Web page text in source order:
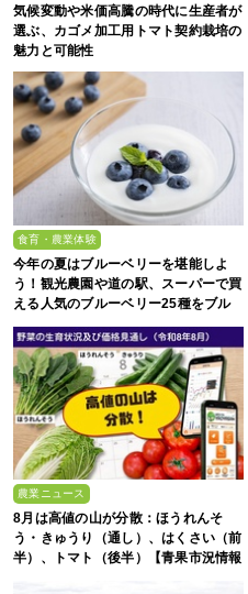
気候変動や米価高騰の時代に生産者が
選ぶ、カゴメ加工用トマト契約栽培の
魅力と可能性
食育・農業体験
今年の夏はブルーベリーを堪能しよ
う！観光農園や道の駅、スーパーで買
える人気のブルーベリー25種をブル
ーベリー農家の息子が解説
農業ニュース
8月は高値の山が分散：ほうれんそ
う・きゅうり（通し）、はくさい（前
半）、トマト（後半）【青果市況情報